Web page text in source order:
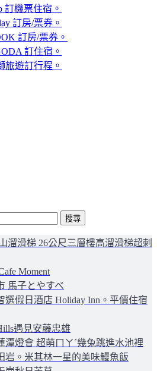
訂機票住宿。
訂房/票券。
訂房/票券。
訂住宿。
旅遊訂行程。
溜滑梯 26公尺三層樓高溜滑梯超刺
Moment
馬子とやすべ
選假日酒店 Holiday Inn。平價住宿
遇見安藤忠雄
潭燈會 超萌ㄇㄚˊ幾兔跳進水池裡
岩。米其林一星的美味鰻魚飯